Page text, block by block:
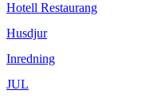
Hotell Restaurang
Husdjur
Inredning
JUL